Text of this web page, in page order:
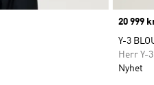
Price
20 999
Y-3
Herr Y-3
Nyhet